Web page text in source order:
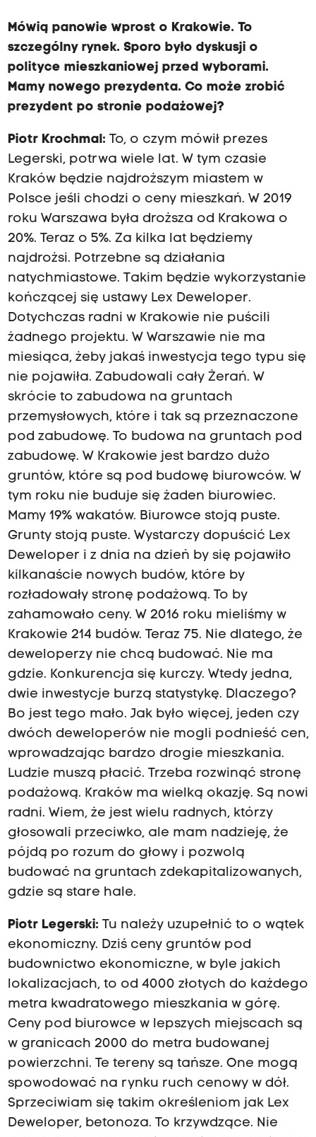
Mówią panowie wprost o Krakowie. To
szczególny rynek. Sporo było dyskusji o
polityce mieszkaniowej przed wyborami.
Mamy nowego prezydenta. Co może zrobić
prezydent po stronie podażowej?
Piotr Krochmal: To, o czym mówił prezes
Legerski, potrwa wiele lat. W tym czasie
Kraków będzie najdroższym miastem w
Polsce jeśli chodzi o ceny mieszkań. W 2019
roku Warszawa była droższa od Krakowa o
20%. Teraz o 5%. Za kilka lat będziemy
najdrożsi. Potrzebne są działania
natychmiastowe. Takim będzie wykorzystanie
kończącej się ustawy Lex Deweloper.
Dotychczas radni w Krakowie nie puścili
żadnego projektu. W Warszawie nie ma
miesiąca, żeby jakaś inwestycja tego typu się
nie pojawiła. Zabudowali cały Żerań. W
skrócie to zabudowa na gruntach
przemysłowych, które i tak są przeznaczone
pod zabudowę. To budowa na gruntach pod
zabudowę. W Krakowie jest bardzo dużo
gruntów, które są pod budowę biurowców. W
tym roku nie buduje się żaden biurowiec.
Mamy 19% wakatów. Biurowce stoją puste.
Grunty stoją puste. Wystarczy dopuścić Lex
Deweloper i z dnia na dzień by się pojawiło
kilkanaście nowych budów, które by
rozładowały stronę podażową. To by
zahamowało ceny. W 2016 roku mieliśmy w
Krakowie 214 budów. Teraz 75. Nie dlatego, że
deweloperzy nie chcą budować. Nie ma
gdzie. Konkurencja się kurczy. Wtedy jedna,
dwie inwestycje burzą statystykę. Dlaczego?
Bo jest tego mało. Jak było więcej, jeden czy
dwóch deweloperów nie mogli podnieść cen,
wprowadzając bardzo drogie mieszkania.
Ludzie muszą płacić. Trzeba rozwinąć stronę
podażową. Kraków ma wielką okazję. Są nowi
radni. Wiem, że jest wielu radnych, którzy
głosowali przeciwko, ale mam nadzieję, że
pójdą po rozum do głowy i pozwolą
budować na gruntach zdekapitalizowanych,
gdzie są stare hale.
Piotr Legerski: Tu należy uzupełnić to o wątek
ekonomiczny. Dziś ceny gruntów pod
budownictwo ekonomiczne, w byle jakich
lokalizacjach, to od 4000 złotych do każdego
metra kwadratowego mieszkania w górę.
Ceny pod biurowce w lepszych miejscach są
w granicach 2000 do metra budowanej
powierzchni. Te tereny są tańsze. One mogą
spowodować na rynku ruch cenowy w dół.
Sprzeciwiam się takim określeniom jak Lex
Deweloper, betonoza. To krzywdzące. Nie